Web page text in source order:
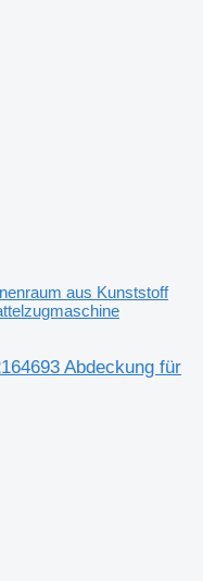
aus Kunststoff
Abdeckung für